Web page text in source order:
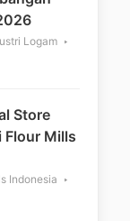
Logam
Store
Flour Mills
Indonesia